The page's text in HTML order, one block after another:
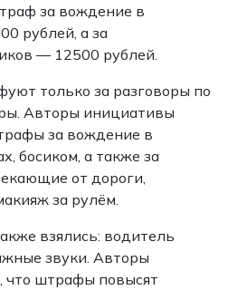
за вождение в
рублей, а за
— 12500 рублей.
только за разговоры по
Авторы инициативы
за вождение в
босиком, а также за
от дороги,
за рулём.
взялись: водитель
звуки. Авторы
что штрафы повысят